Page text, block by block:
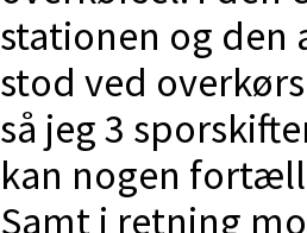
stationen og den
stod ved
så jeg 3
kan nogen
Samt i retning